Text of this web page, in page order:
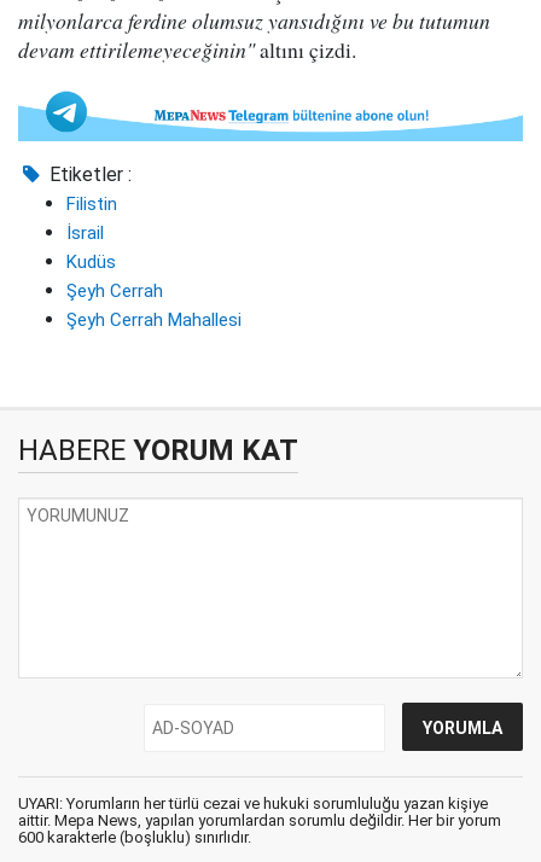
milyonlarca ferdine olumsuz yansıdığını ve bu tutumun
devam ettirilemeyeceğinin"altını çizdi.
Etiketler :
Filistin
İsrail
Kudüs
Şeyh Cerrah
Şeyh Cerrah Mahallesi
HABERE YORUM KAT
UYARI: Yorumların her türlü cezai ve hukuki sorumluluğu yazan kişiye
aittir. Mepa News, yapılan yorumlardan sorumlu değildir. Her bir yorum
600 karakterle (boşluklu) sınırlıdır.